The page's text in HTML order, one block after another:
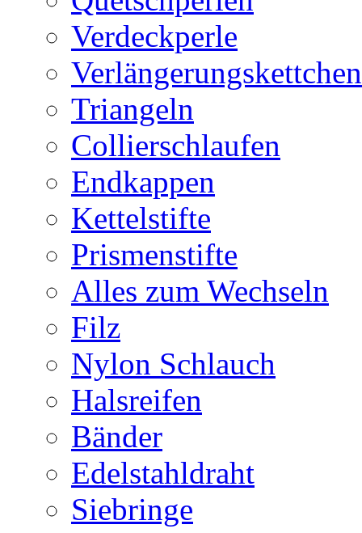
Verdeckperle
Verlängerungskettchen
Triangeln
Collierschlaufen
Endkappen
Kettelstifte
Prismenstifte
Alles zum Wechseln
Filz
Nylon Schlauch
Halsreifen
Bänder
Edelstahldraht
Siebringe